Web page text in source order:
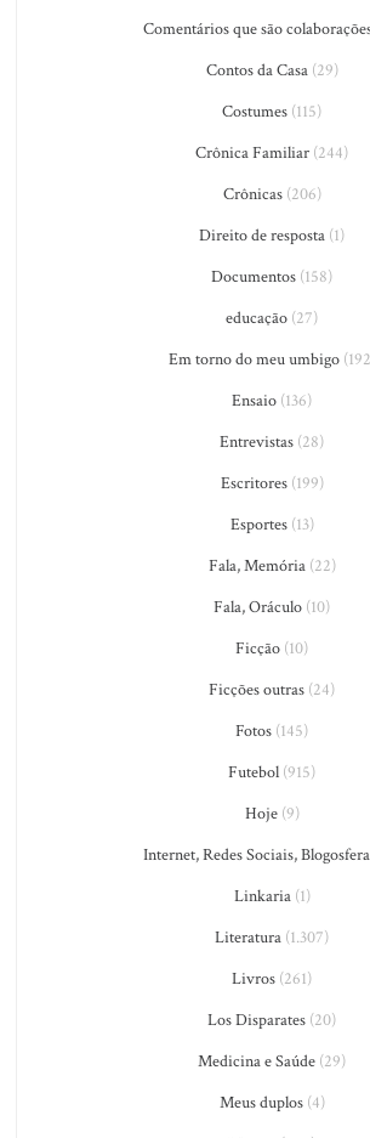
Comentários que são
Contos da Casa(29)
Costumes (115)
Crônica Familiar (244)
Crônicas(206)
Direito de resposta (1)
Documentos (158)
educação (27)
Em torno do meu umbigo
Ensaio (136)
Entrevistas (28)
Escritores(199)
Esportes(13)
Fala, Memória(22)
Fala, Oráculo (10)
Ficção (10)
Ficções outras (24)
Fotos (145)
Futebol (915)
Hoje(9)
Internet, Redes Sociais, Blogosfera
Linkaria(1)
Literatura (1.307)
Livros (261)
Los Disparates (20)
Medicina e Saúde (29)
Meus duplos(4)